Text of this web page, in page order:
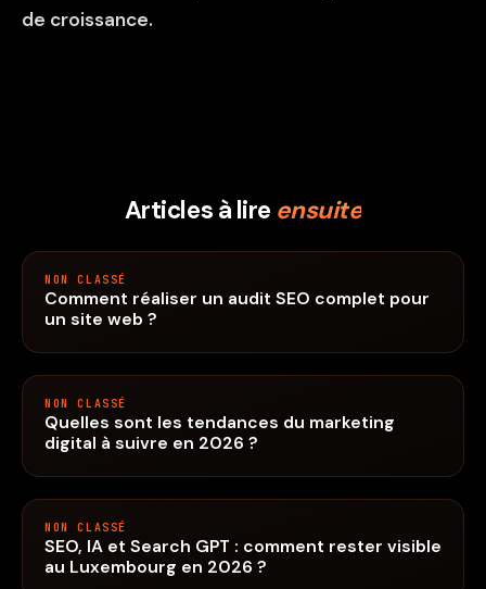
de croissance.
Articles à lire ensuite
NON CLASSÉ
Comment réaliser un audit SEO complet pour
un site web ?
NON CLASSÉ
Quelles sont les tendances du marketing
digital à suivre en 2026 ?
NON CLASSÉ
SEO, IA et Search GPT : comment rester visible
au Luxembourg en 2026 ?